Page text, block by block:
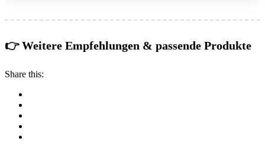
👉 Weitere Empfehlungen & passende Produkte
Share this: